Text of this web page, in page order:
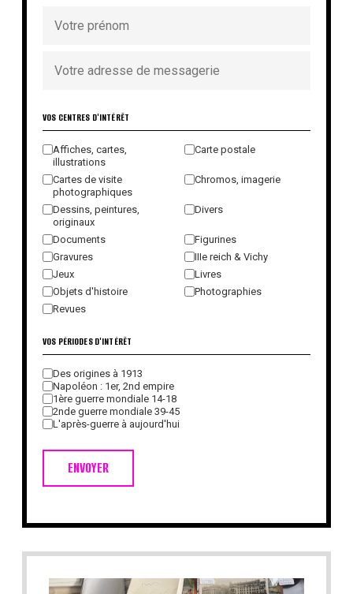
VOS CENTRES D'INTÉRÊT
Affiches, cartes,
illustrations
Carte postale
Cartes de visite
photographiques
Chromos, imagerie
Dessins, peintures,
originaux
Divers
Documents
Figurines
Gravures
IIIe reich & Vichy
Jeux
Livres
Objets d'histoire
Photographies
Revues
ENVOYER
VOS PÉRIODES D'INTÉRÊT
Des origines à 1913
Napoléon : 1er, 2nd empire
1ère guerre mondiale 14-18
2nde guerre mondiale 39-45
L'après-guerre à aujourd'hui